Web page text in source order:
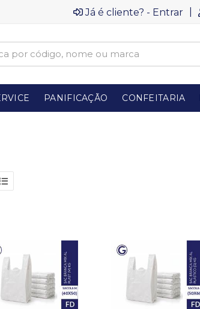
Já é cliente? - Entrar
PANIFICAÇÃO CONFEITARIA